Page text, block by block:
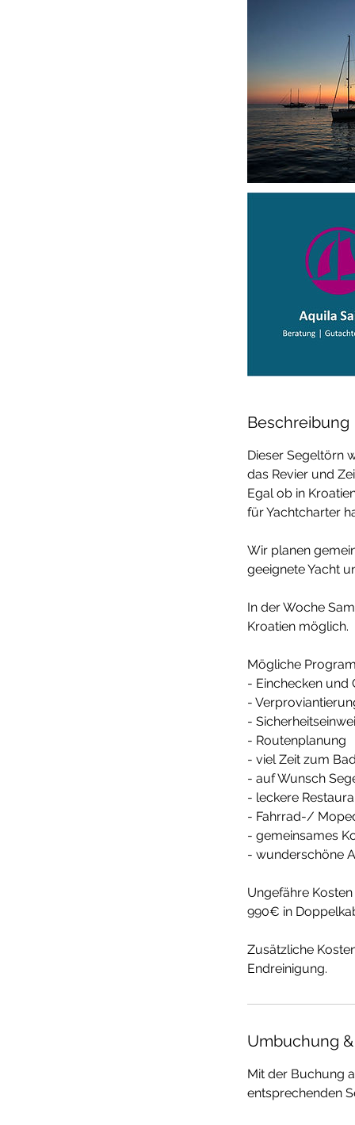
Beschreibung
Dieser Segeltörn
das Revier und
Egal ob in
für Yachtcharter
Wir planen
geeignete Yacht
In der Woche
Kroatien möglich.
Mögliche
- Einchecken und
-
-
- Routenplanung
- viel Zeit zum
- auf Wunsch
- leckere
- Fahrrad-/
- gemeinsames
- wunderschöne
Ungefähre
990€ in
Zusätzliche
Umbuchung
Mit der Buchung
entsprechenden